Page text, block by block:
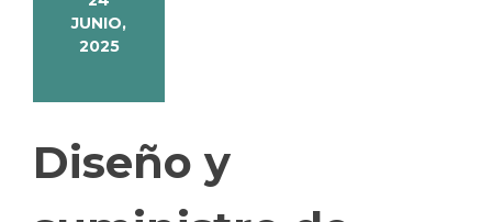
JUNIO,
2025
Diseño y